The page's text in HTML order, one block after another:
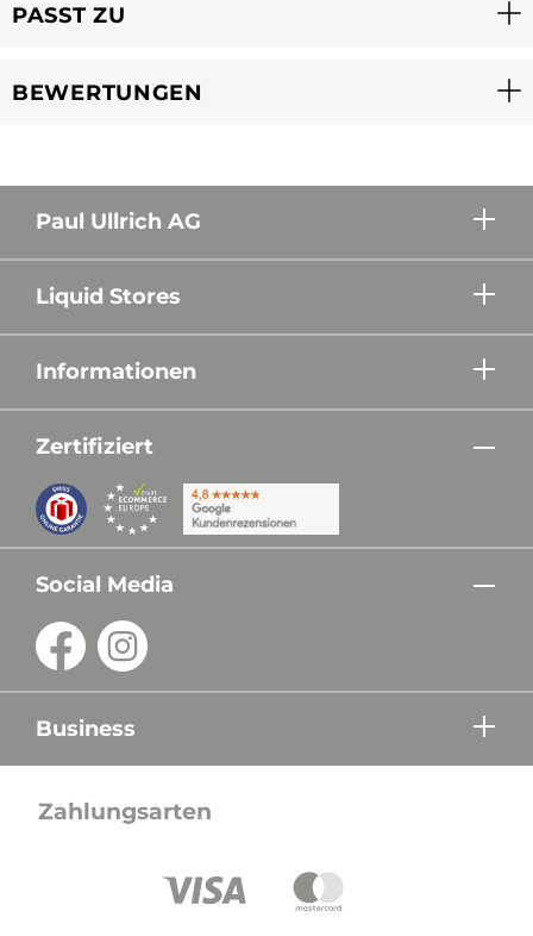
PASST ZU
BEWERTUNGEN
Paul Ullrich AG
Liquid Stores
Informationen
Zertifiziert
Social Media
Business
Zahlungsarten